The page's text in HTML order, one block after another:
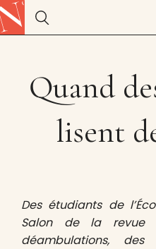
Quand
lisent
Des étudiants de
Salon de la revue
déambulations,